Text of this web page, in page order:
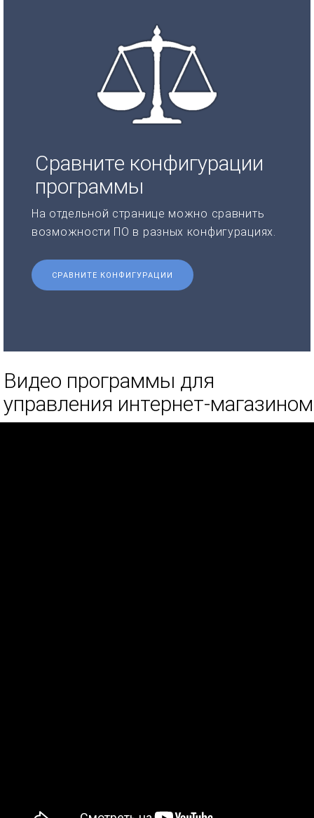
Сравните конфигурации
программы
На отдельной странице можно сравнить
возможности ПО в разных конфигурациях.
СРАВНИТЕ КОНФИГУРАЦИИ
Видео программы для
управления интернет-магазином